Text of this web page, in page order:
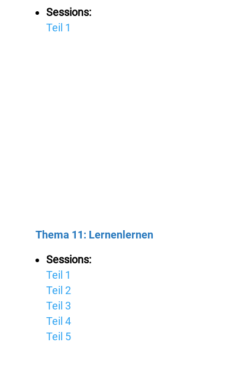
Sessions:
Teil 1
Thema 11: Lernenlernen
Sessions:
Teil 1
Teil 2
Teil 3
Teil 4
Teil 5